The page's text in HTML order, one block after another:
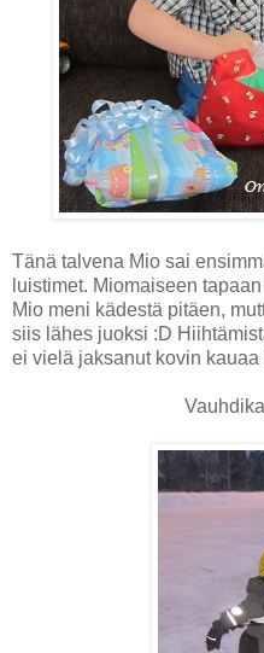
Tänä talvena Mio sai
luistimet. Miomaiseen
Mio meni kädestä pitäen,
siis lähes juoksi :D
ei vielä jaksanut kovin